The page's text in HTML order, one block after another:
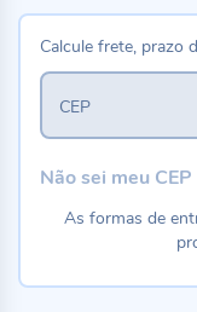
Calcule frete, prazo
CEP
Não sei meu CEP
As formas de